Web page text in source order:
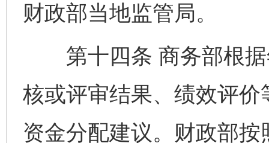
财政部当地监管局。
第十四条 商务部根据
核或评审结果、绩效评
资金分配建议。财政部